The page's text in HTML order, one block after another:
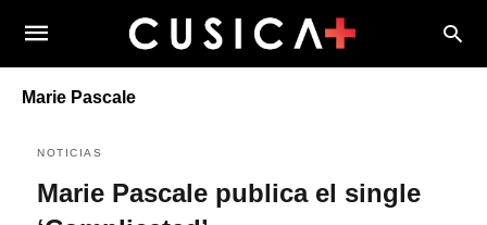
Marie Pascale
NOTICIAS
Marie Pascale publica el single